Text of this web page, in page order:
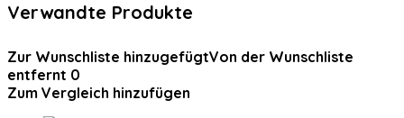
Verwandte Produkte
Zur Wunschliste hinzugefügtVon der Wunschliste
entfernt 0
Zum Vergleich hinzufügen